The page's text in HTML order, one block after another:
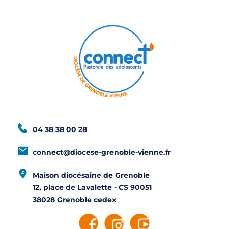
04 38 38 00 28
connect@diocese-grenoble-vienne.fr
Maison diocésaine de Grenoble
12, place de Lavalette - CS 90051
38028 Grenoble cedex